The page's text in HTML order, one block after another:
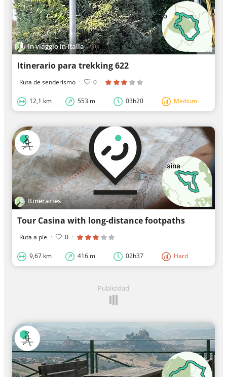
In viaggio in Italia
Itinerario para trekking 622
Ruta de senderismo · 0 ·
12,1 km 553 m 03h20 Medium
Itineraries
Tour Casina with long-distance footpaths
Ruta a pie · 0 ·
9,67 km 416 m 02h37 Hard
Publicidad